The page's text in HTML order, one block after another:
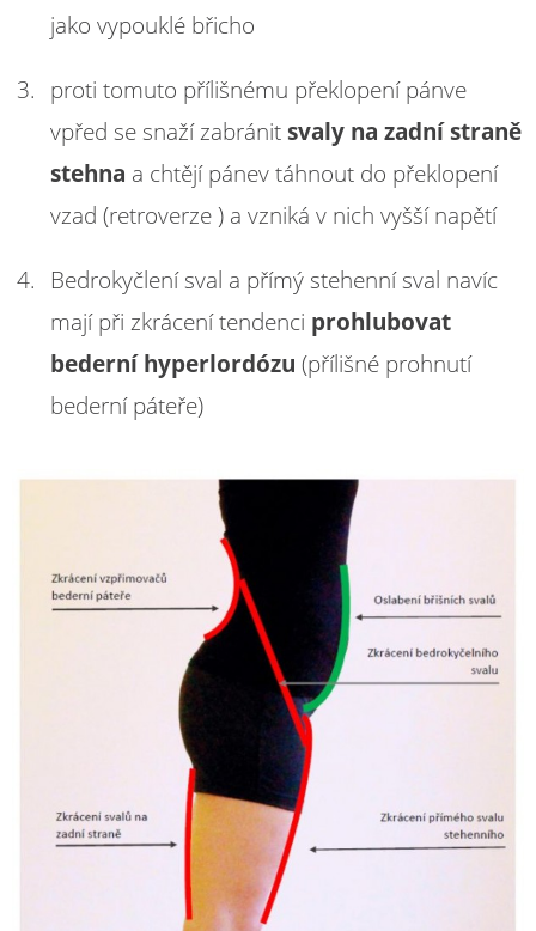
jako vypouklé břicho
proti tomuto přílišnému překlopení pánve
vpřed se snaží zabránitsvaly na zadní straně
stehna a chtějí pánev táhnout do překlopení
vzad (retroverze ) a vzniká v nich vyšší napětí
Bedrokyčlení sval a přímý stehenní sval navíc
mají při zkrácení tendenci prohlubovat
bederní hyperlordózu (přílišné prohnutí
bederní páteře)